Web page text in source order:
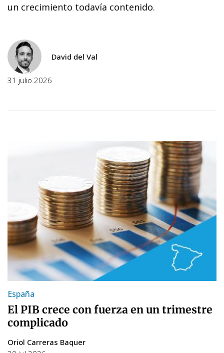
un crecimiento todavía contenido.
David del Val
31 julio 2026
España
El PIB crece con fuerza en un trimestre
complicado
Oriol Carreras Baquer